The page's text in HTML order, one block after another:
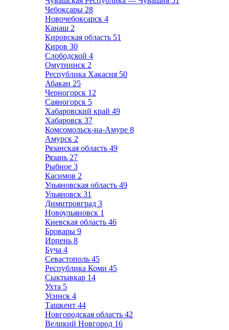
Чебоксары 28
Новочебоксарск 4
Канаш 2
Кировская область 51
Киров 30
Слободской 4
Омутнинск 2
Республика Хакасия 50
Абакан 25
Черногорск 12
Саяногорск 5
Хабаровский край 49
Хабаровск 37
Комсомольск-на-Амуре 8
Амурск 2
Рязанская область 49
Рязань 27
Рыбное 3
Касимов 2
Ульяновская область 49
Ульяновск 31
Димитровград 3
Новоульяновск 1
Киевская область 46
Бровары 9
Ирпень 8
Буча 4
Севастополь 45
Республика Коми 45
Сыктывкар 14
Ухта 5
Усинск 4
Ташкент 44
Новгородская область 42
Великий Новгород 16